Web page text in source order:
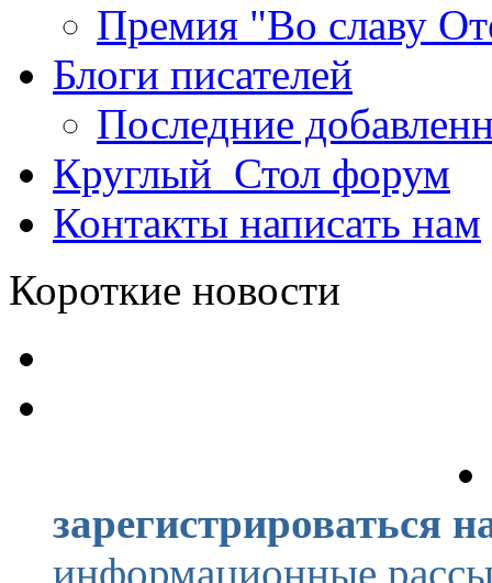
Премия "Во славу
Блоги писателей
Последние
Круглый_Стол форум
Контакты написать нам
Короткие новости
зарегистрироваться
информационные